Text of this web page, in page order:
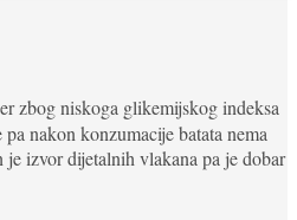
zbog niskoga glikemijskog indeksa
nakon konzumacije batata nema
izvor dijetalnih vlakana pa je dobar